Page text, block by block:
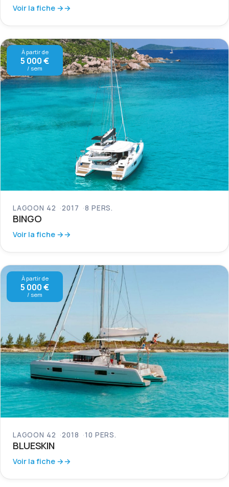
Voir la fiche →
À partir de
5 000 €
/ sem
LAGOON 42 2017 8 PERS.
BINGO
Voir la fiche →
À partir de
5 000 €
/ sem
LAGOON 42 2018 10 PERS.
BLUESKIN
Voir la fiche →